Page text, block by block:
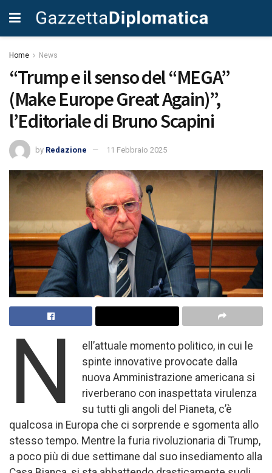
Home News
“Trump e il senso del “MEGA”
(Make Europe Great Again)”,
l’Editoriale di Bruno Scapini
by Redazione 11 Febbraio 2025
N
ell’attuale momento politico, in cui le
spinte innovative provocate dalla
nuova Amministrazione americana si
riverberano con inaspettata virulenza
su tutti gli angoli del Pianeta, c’è
qualcosa in Europa che ci sorprende e sgomenta allo
stesso tempo. Mentre la furia rivoluzionaria di Trump,
a poco più di due settimane dal suo insediamento alla